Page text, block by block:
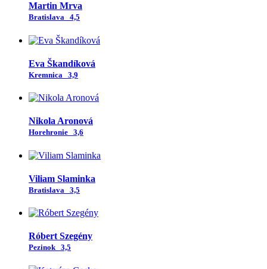
Martin Mrva
Bratislava 4,5
Eva Škandíková
Kremnica 3,9
Nikola Aronová
Horehronie 3,6
Viliam Slaminka
Bratislava 3,5
Róbert Szegény
Pezinok 3,5